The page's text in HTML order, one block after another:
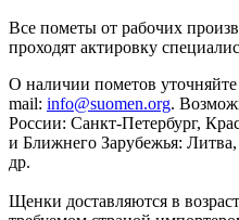
Все пометы от рабочих
проходят актировку
О наличии пометов
mail: info@suomen.org.
России: Санкт-Петербург,
и Ближнего Зарубежья:
др.
Щенки доставляются в